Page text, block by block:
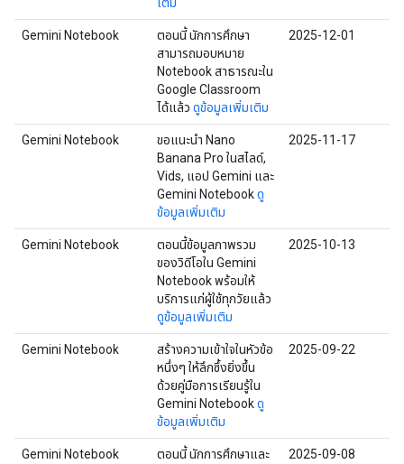
Gemini Notebook
ตอนนี้ นักการศึกษา
สามารถมอบหมาย
Notebook สาธารณะใน
Google Classroom
ได้แล้ว ดูข้อมูลเพิ่มเติม
2025-12-01
Gemini Notebook
ขอแนะนำ Nano
Banana Pro ในสไลด์,
Vids, แอป Gemini และ
Gemini Notebookดู
ข้อมูลเพิ่มเติม
2025-11-17
Gemini Notebook
ตอนนี้ข้อมูลภาพรวม
ของวิดีโอใน Gemini
Notebook พร้อมให้
บริการแก่ผู้ใช้ทุกวัยแล้ว
ดูข้อมูลเพิ่มเติม
2025-10-13
Gemini Notebook
สร้างความเข้าใจในหัวข้อ
หนึ่งๆ ให้ลึกซึ้งยิ่งขึ้น
ด้วยคู่มือการเรียนรู้ใน
Gemini Notebookดู
ข้อมูลเพิ่มเติม
2025-09-22
Gemini Notebook
ตอนนี้ นักการศึกษาและ
2025-09-08